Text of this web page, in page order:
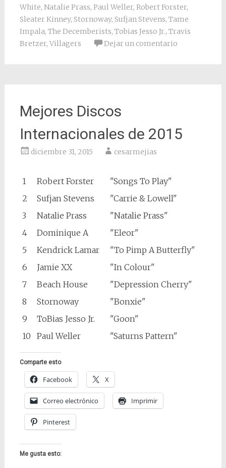
White, Natalie Prass, Paul Weller, Robert Forster,
Sleater Kinney, Stornoway, Sufjan Stevens, Tame
Impala, The Decemberists, Tobias Jesso Jr., Travis
Bretzer, Villagers Dejar un comentario
Mejores Discos
Internacionales de 2015
diciembre 31, 2015 cesarmejias
1 Robert Forster
"Songs To Play"
2
Sufjan Stevens
"Carrie & Lowell"
3
Natalie Prass
"Natalie Prass"
4
Dominique A
"Eleor"
5
Kendrick Lamar
"To Pimp A Butterfly"
6
Jamie XX
"In Colour"
7
Beach House
"Depression Cherry"
8
Stornoway
"Bonxie"
9
ToBias Jesso Jr.
"Goon"
10
Paul Weller "Saturns Pattern"
Comparte esto
Facebook X
Correo electrónico Imprimir
Pinterest
Me gusta esto: